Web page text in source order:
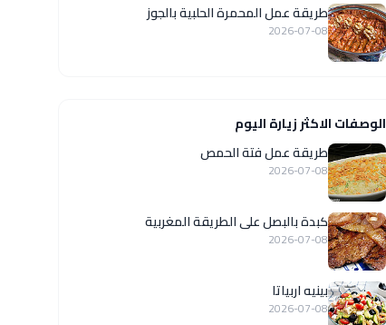
طريقة عمل المحمرة الحلبية بالجوز
2026-07-08
الوصفات الاكثر زيارة اليوم
طريقة عمل فتة الحمص
2026-07-08
كبدة بالبصل على الطريقة المغربية
2026-07-08
بينيه اربياتا
2026-07-08